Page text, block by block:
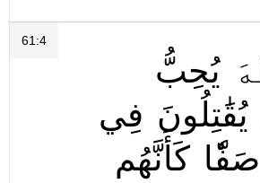
61:4
يُحِبُّ
يُقَٰتِلُونَ فِي
صَفّٗا كَأَنَّهُم